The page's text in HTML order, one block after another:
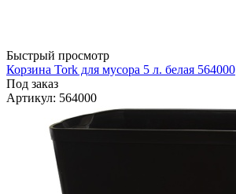
Быстрый просмотр
Корзина Tork для мусора 5 л. белая 564000
Под заказ
Артикул: 564000